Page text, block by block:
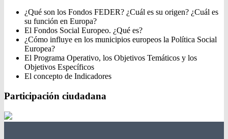
¿Qué son los Fondos FEDER? ¿Cuál es su origen? ¿Cuál es
su función en Europa?
El Fondos Social Europeo. ¿Qué es?
¿Cómo influye en los municipios europeos la Política Social
Europea?
El Programa Operativo, los Objetivos Temáticos y los
Objetivos Específicos
El concepto de Indicadores
Participación ciudadana